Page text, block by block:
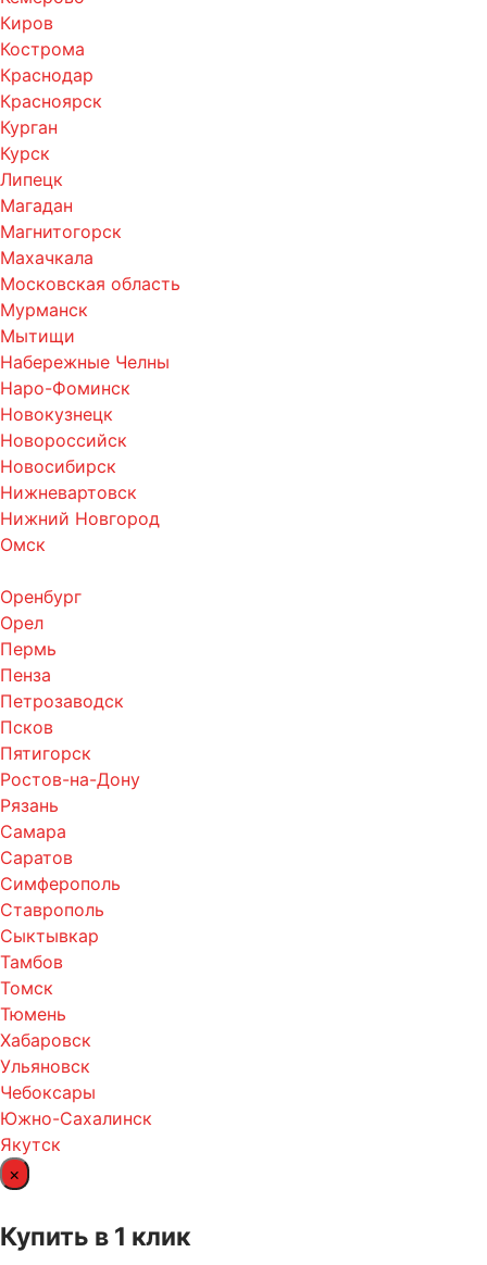
Киров
Кострома
Краснодар
Красноярск
Курган
Курск
Липецк
Магадан
Магнитогорск
Махачкала
Московская область
Мурманск
Мытищи
Набережные Челны
Наро-Фоминск
Новокузнецк
Новороссийск
Новосибирск
Нижневартовск
Нижний Новгород
Омск
Оренбург
Орел
Пермь
Пенза
Петрозаводск
Псков
Пятигорск
Ростов-на-Дону
Рязань
Самара
Саратов
Симферополь
Ставрополь
Сыктывкар
Тамбов
Томск
Тюмень
Хабаровск
Ульяновск
Чебоксары
Южно-Сахалинск
Якутск
×
Купить в 1 клик